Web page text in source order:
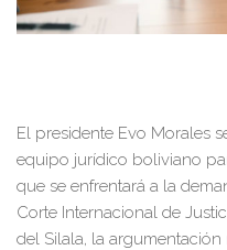
El presidente Evo Morales
equipo jurídico boliviano
que se enfrentará a la
Corte Internacional de
del Silala, la